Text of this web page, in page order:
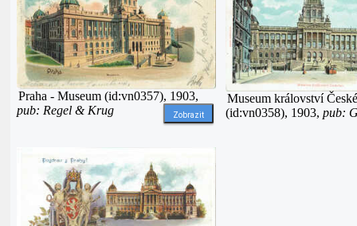
Praha - Museum (id:vn0357), 1903,
pub: Regel & Krug
Zobrazit
Museum království
(id:vn0358), 1903, pub: